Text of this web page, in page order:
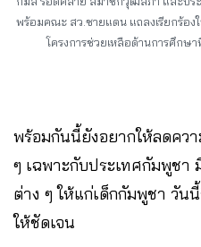
พร้อมคณะ สว.ชายแดน แถลงเรียกร้อ
โครงการช่วยเหลือด้านการศึกษ
พร้อมกันนี้ยังอยากให้ลดคว
ๆ เฉพาะกับประเทศกัมพูช
ต่าง ๆ ให้แก่เด็กกัมพูชา วั
ให้ชัดเจน